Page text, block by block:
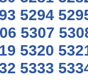
5294
5307
5320
5333